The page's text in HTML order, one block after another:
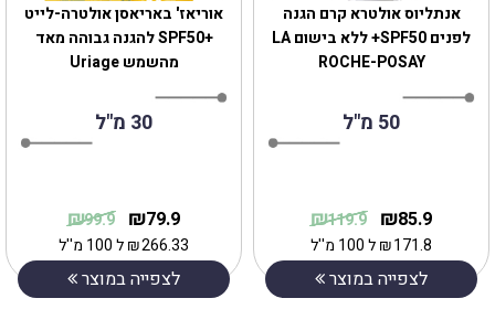
אוריאז' באריאסן אולטרה-לייט
+SPF50 להגנה גבוהה מאד
מהשמש Uriage
30 מ"ל
79.9
₪
99.9
₪
266.33
₪ל 100 מ''ל
לצפייה במוצר
אנתליוס אולטרא קרם הגנה
לפנים SPF50+ ללא בישום ‏LA
ROCHE-POSAY
50 מ"ל
85.9
₪
119.9
₪
171.8
₪ל 100 מ''ל
לצפייה במוצר